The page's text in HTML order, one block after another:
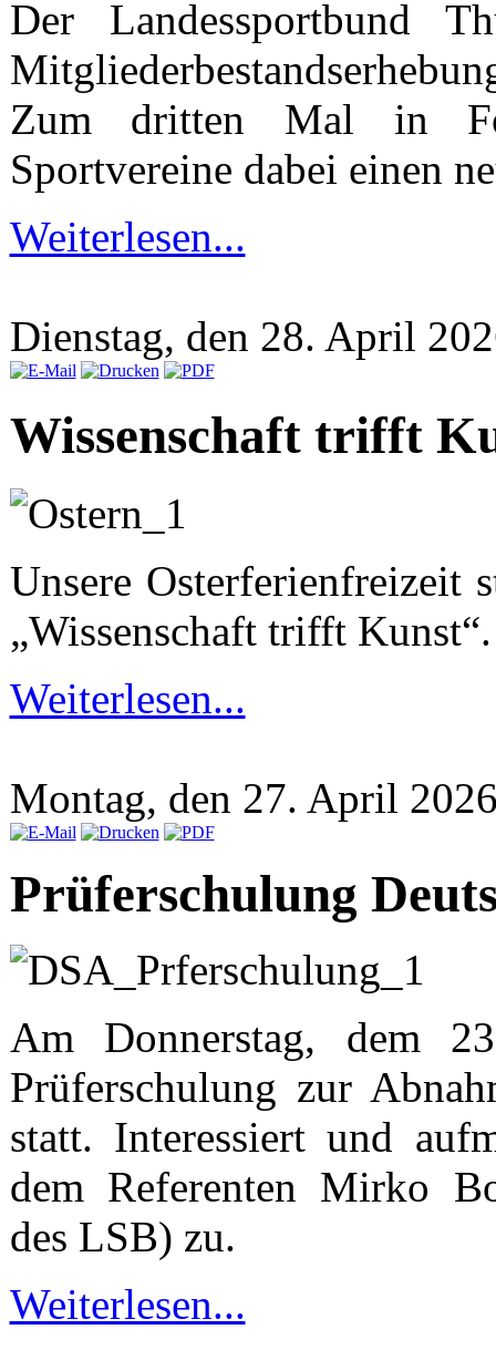
Der Landessportbund
Zum dritten Mal in
Sportvereine dabei einen
Weiterlesen...
Dienstag, den 28. April
Wissenschaft trifft
Unsere Osterferienfreizeit
„Wissenschaft trifft Kunst“.
Weiterlesen...
Montag, den 27. April
Prüferschulung
Am Donnerstag, dem
Prüferschulung zur
statt. Interessiert und
dem Referenten Mirko
des LSB) zu.
Weiterlesen...